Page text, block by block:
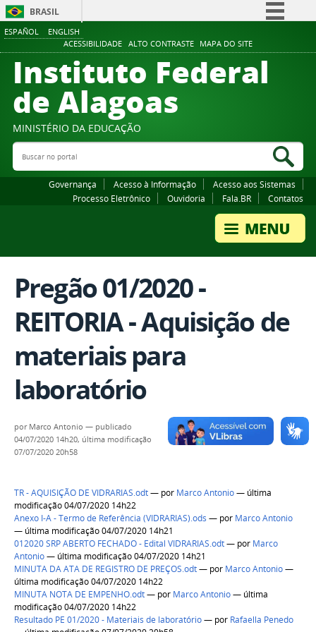
ESPAÑOL ENGLISH
ACESSIBILIDADE ALTO CONTRASTE MAPA DO SITE
BRASIL
Comunica BR
Participe
Canais
Instituto Federal
de Alagoas
MINISTÉRIO DA EDUCAÇÃO
Buscar no portal
Governança Acesso à Informação
Acesso aos Sistemas
Processo Eletrônico
Ouvidoria Fala.BR Contatos
Pregão 01/2020 -
REITORIA - Aquisição de
materiais para
laboratório
por Marco Antonio — publicado
04/07/2020 14h20, última modificação
07/07/2020 20h58
TR - AQUISIÇÃO DE VIDRARIAS.odt— por Marco Antonio— última
modificação 04/07/2020 14h22
Anexo I-A - Termo de Referência (VIDRARIAS).ods — por Marco Antonio
— última modificação 04/07/2020 14h21
012020 SRP ABERTO FECHADO - Edital VIDRARIAS.odt— por Marco
Antonio— última modificação 04/07/2020 14h21
MINUTA DA ATA DE REGISTRO DE PREÇOS.odt— por Marco Antonio—
última modificação 04/07/2020 14h22
MINUTA NOTA DE EMPENHO.odt— por Marco Antonio— última
modificação 04/07/2020 14h22
Resultado PE 01/2020 - Materiais de laboratório— por Rafaella Penedo